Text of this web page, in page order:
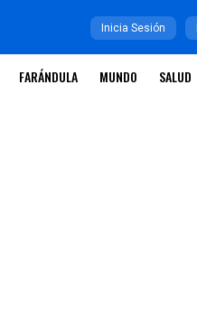
Inicia Sesión
FARÁNDULA MUNDO SALUD